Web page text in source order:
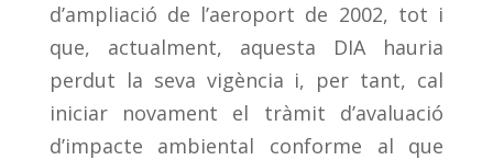
d’ampliació de l’aeroport de 2002, tot i
que, actualment, aquesta DIA hauria
perdut la seva vigència i, per tant, cal
iniciar novament el tràmit d’avaluació
d’impacte ambiental conforme al que